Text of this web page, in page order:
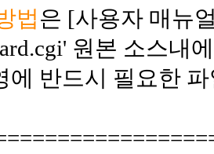
법은 [사용자 매뉴
원본 소스내
에 반드시 필요한